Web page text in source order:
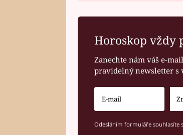
Horoskop vždy
Zanechte nám váš e-
pravidelný newsletter s
Odesláním formuláře souhlasíte s